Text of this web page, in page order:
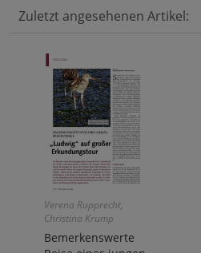
Zuletzt angesehenen Artikel:
Verena Rupprecht,
Christina Krump
Bemerkenswerte